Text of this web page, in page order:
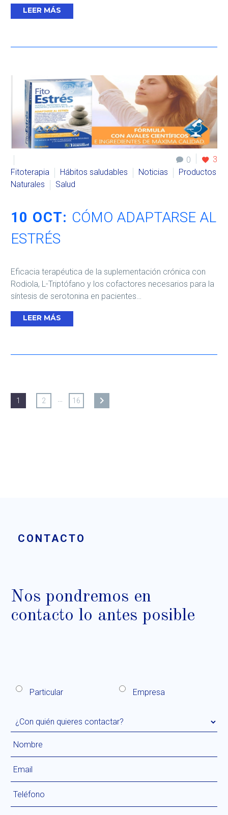
LEER MÁS
0
3
Fitoterapia
Hábitos saludables Noticias
Productos
Naturales
Salud
10 OCT: CÓMO ADAPTARSE AL
ESTRÉS
Eficacia terapéutica de la suplementación crónica con
Rodiola, L-Triptófano y los cofactores necesarios para la
síntesis de serotonina en pacientes…
LEER MÁS
1 2 … 16
CONTACTO
Nos pondremos en
contacto lo antes posible
Particular Empresa